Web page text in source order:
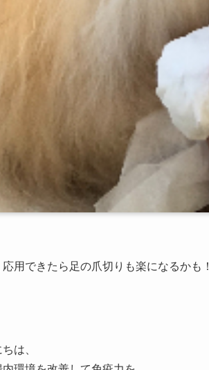
応用できたら足の爪切りも楽になるかも！
は、